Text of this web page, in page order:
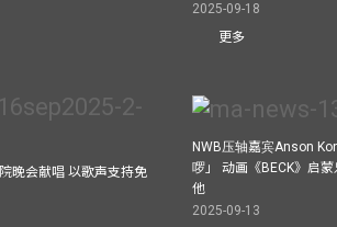
2025-09-18
更多
晚会献唱 以歌声支持免
NWB压轴嘉宾Anson
啰」 动画《BECK》启
他
2025-09-13